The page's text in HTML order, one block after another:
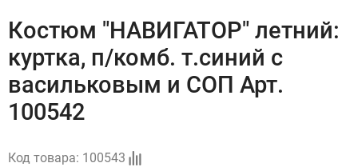
Костюм "НАВИГАТОР" летний:
куртка, п/комб. т.синий с
васильковым и СОП Арт.
100542
Код товара: 100543